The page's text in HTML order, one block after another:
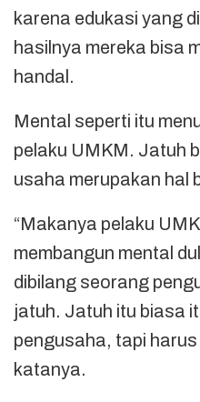
karena edukasi yang
hasilnya mereka bisa
handal.
Mental seperti itu
pelaku UMKM. Jatuh
usaha merupakan hal
“Makanya pelaku
membangun mental
dibilang seorang
jatuh. Jatuh itu biasa
pengusaha, tapi harus
katanya.